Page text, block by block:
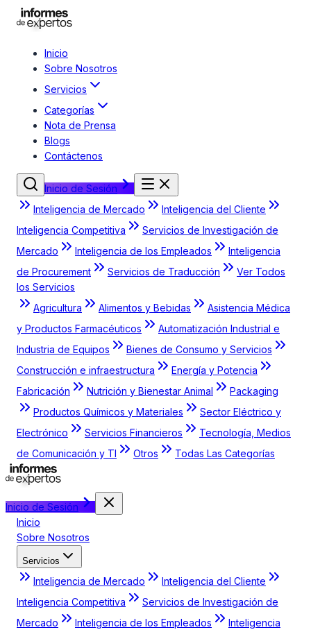
Inicio
Sobre Nosotros
Servicios
Categorías
Nota de Prensa
Blogs
Contáctenos
Inicio de Sesión
Inteligencia de Mercado
Inteligencia del Cliente
Inteligencia Competitiva
Servicios de Investigación de
Mercado
Inteligencia de los Empleados
Inteligencia
de Procurement
Servicios de Traducción
Ver Todos
los Servicios
Agricultura
Alimentos y Bebidas
Asistencia Médica
y Productos Farmacéuticos
Automatización Industrial e
Industria de Equipos
Bienes de Consumo y Servicios
Construcción e infraestructura
Energía y Potencia
Fabricación
Nutrición y Bienestar Animal
Packaging
Productos Químicos y Materiales
Sector Eléctrico y
Electrónico
Servicios Financieros
Tecnología, Medios
de Comunicación y TI
Otros Todas Las Categorías
Inicio de Sesión
Inicio
Sobre Nosotros
Servicios
Inteligencia de Mercado
Inteligencia del Cliente
Inteligencia Competitiva
Servicios de Investigación de
Mercado
Inteligencia de los Empleados
Inteligencia